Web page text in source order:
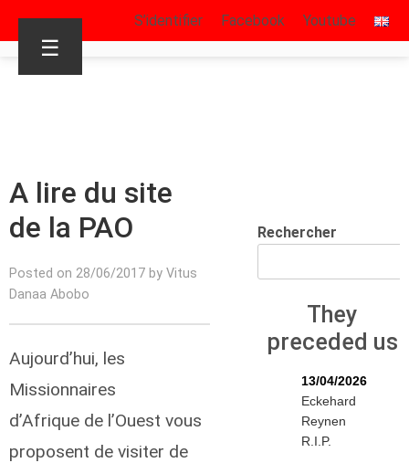
S’identifier Facebook Youtube
☰
A lire du site
de la PAO
Posted on 28/06/2017 by Vitus
Danaa Abobo
Aujourd’hui, les
Missionnaires
d’Afrique de l’Ouest vous
proposent de visiter de
Rechercher
They
preceded us
13/04/2026
Eckehard
Reynen
R.I.P.